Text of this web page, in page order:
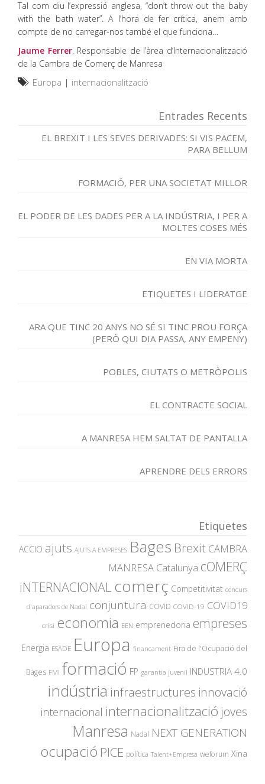
Tal com diu l’expressió anglesa, “don’t throw out the baby
with the bath water”. A l’hora de fer crítica, anem amb
compte de no carregar-nos també el que funciona…
Jaume Ferrer. Responsable de l’àrea d’Internacionalització
de la Cambra de Comerç de Manresa
Europa | internacionalització
Entrades Recents
EL BREXIT I LES SEVES DERIVADES: SI VIS PACEM,
PARA BELLUM
FORMACIÓ, PER UNA SOCIETAT MILLOR
EL PODER DE LES DADES PER A LA INDÚSTRIA, I PER A
MOLTES COSES MÉS
EN VIA MORTA
ETIQUETES I LIDERATGE
ARA QUE TINC 20 ANYS NO SÉ SI TINC PROU FORÇA
(PERÒ QUI DIA PASSA, ANY EMPENY)
POBLES, CIUTATS O METRÒPOLIS
EL CONTRACTE SOCIAL
A MANRESA HEM SALTAT DE PANTALLA
APRENDRE DELS ERRORS
Etiquetes
ACCIO ajuts AJUTS A EMPRESES Bages Brexit CAMBRA
MANRESA Catalunya cOMERÇ
iNTERNACIONAL comerç Competitivitat concurs
d'aparadors de Nadal conjuntura COVID COVID-19 COVID19
crisi economia EEN emprenedoria empreses
Energia ESADE Europa financament Fira de l'Ocupació del
Bages FMI formació FP garantia juvenil INDUSTRIA 4.0
indústria infraestructures innovació
internacional internacionalització joves
Manresa Nadal NEXT GENERATION
ocupació PICE política Talent+Empresa weforum Xina